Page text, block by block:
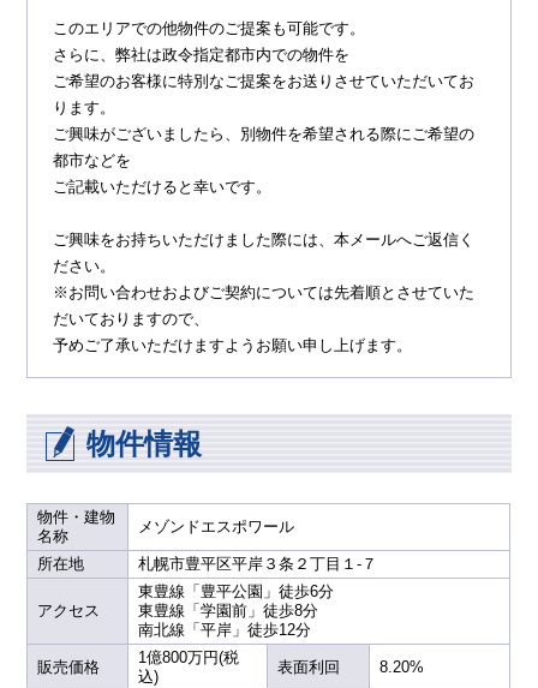
このエリアでの他物件のご提案も可能です。
さらに、弊社は政令指定都市内での物件を
ご希望のお客様に特別なご提案をお送りさせていただいてお
ります。
ご興味がございましたら、別物件を希望される際にご希望の
都市などを
ご記載いただけると幸いです。
ご興味をお持ちいただけました際には、本メールへご返信く
ださい。
※お問い合わせおよびご契約については先着順とさせていた
だいておりますので、
予めご了承いただけますようお願い申し上げます。
物件情報
物件・建物
名称
メゾンドエスポワール
所在地 札幌市豊平区平岸３条２丁目１-７
アクセス
東豊線「豊平公園」徒歩6分
東豊線「学園前」徒歩8分
南北線「平岸」徒歩12分
販売価格
1億800万円(税
込)
表面利回 8.20%